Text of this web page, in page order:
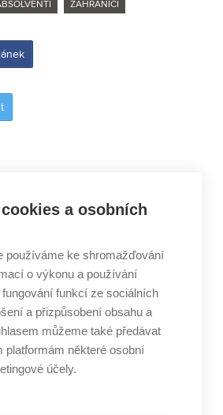
ZAHRANIČÍ
dorazila na Zlaté promoce
s Dalajlámou tvrdě pracujeme,
Vystupovat budeme, dokud
z Glass Onion
Společně se setkávají pod
novou metodu zadávání
a osobních
používáme ke shromažďování
o výkonu a používání
funkcí ze sociálních
a přizpůsobení obsahu a
můžeme také předávat
platformám některé osobní
účely.